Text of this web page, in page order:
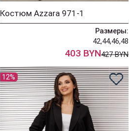
Костюм Azzara 971-1
Размеры:
42,44,46,48
403 BYN427 BYN
12%